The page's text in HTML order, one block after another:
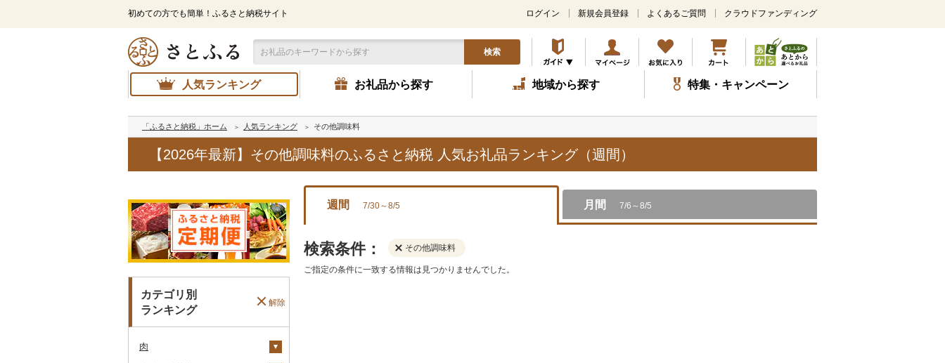
初めての方でも簡単！ふるさと納税サイト
メ
ン
コ
ン
テ
ツ
ッ
プ
ログイン 新規会員登録 よくあるご質問 クラウドファンディング
検索
人気ランキング お礼品から探す 地域から探す 特集・キャンペーン
「ふるさと納税」ホーム 人気ランキング その他調味料
【2026年最新】その他調味料のふるさと納税 人気お礼品ランキング（週間）
カテゴリ別
ランキング
解除
肉
週間 7/30～8/5 月間 7/6～8/5
検索条件： その他調味料
ご指定の条件に一致する情報は見つかりませんでした。